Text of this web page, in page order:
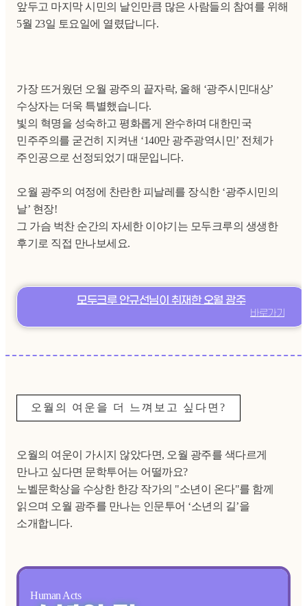
앞두고 마지막 시민의 날인만큼 많은 사람들의 참여를 위해
5월 23일 토요일에 열렸답니다.
가장 뜨거웠던 오월 광주의 끝자락, 올해 ‘광주시민대상’
수상자는 더욱 특별했습니다.
빛의 혁명을 성숙하고 평화롭게 완수하며 대한민국
민주주의를 굳건히 지켜낸 ‘140만 광주광역시민’ 전체가
주인공으로 선정되었기 때문입니다.
오월 광주의 여정에 찬란한 피날레를 장식한 ‘광주시민의
날’ 현장!
그 가슴 벅찬 순간의 자세한 이야기는 모두크루의 생생한
후기로 직접 만나보세요.
모두크루 안규선님이 취재한 오월 광주
바로가기
오월의 여운을 더 느껴보고 싶다면?
오월의 여운이 가시지 않았다면, 오월 광주를 색다르게
만나고 싶다면 문학투어는 어떨까요?
노벨문학상을 수상한 한강 작가의 "소년이 온다"를 함께
읽으며 오월 광주를 만나는 인문투어 ‘소년의 길’을
소개합니다.
Human Acts